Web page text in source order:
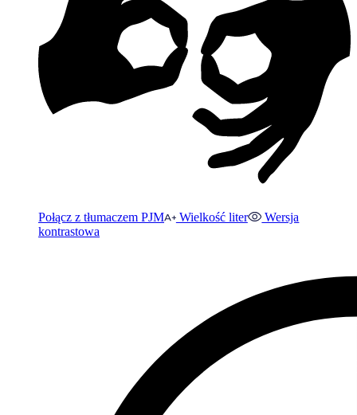
Połącz z tłumaczem PJM Wielkość liter
Wersja
kontrastowa